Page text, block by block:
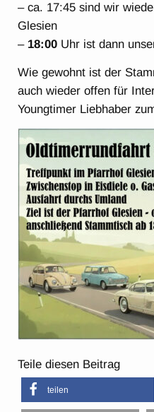
– ca. 17:45 sind wir
Glesien
– 18:00 Uhr ist dann
Wie gewohnt ist der
auch wieder offen für
Youngtimer Liebhaber
Teile diesen Beitrag
teilen